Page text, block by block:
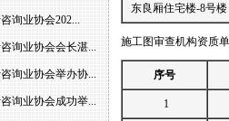
询业协会202...
询业协会会长湛...
询业协会举办协...
询业协会成功举...
东良厢住宅楼-8号楼
施工图审查机构资质
序号
1